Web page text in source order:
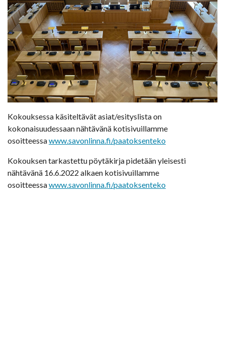
Kokouksessa käsiteltävät asiat/esityslista on
kokonaisuudessaan nähtävänä kotisivuillamme
osoitteessawww.savonlinna.fi/paatoksenteko
Kokouksen tarkastettu pöytäkirja pidetään yleisesti
nähtävänä 16.6.2022 alkaen kotisivuillamme
osoitteessawww.savonlinna.fi/paatoksenteko